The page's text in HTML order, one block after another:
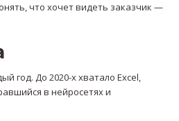
что хочет видеть заказчик —
год. До 2020-х хватало Excel,
в нейросетях и